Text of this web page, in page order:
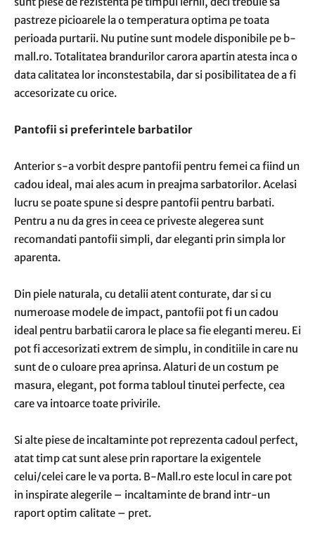
pastreze picioarele la o temperatura optima pe toata
perioada purtarii. Nu putine sunt modele disponibile pe b-
mall.ro. Totalitatea brandurilor carora apartin atesta inca o
data calitatea lor inconstestabila, dar si posibilitatea de a fi
accesorizate cu orice.
Pantofii si preferintele barbatilor
Anterior s-a vorbit despre pantofii pentru femei ca fiind un
cadou ideal, mai ales acum in preajma sarbatorilor. Acelasi
lucru se poate spune si despre pantofii pentru barbati.
Pentru a nu da gres in ceea ce priveste alegerea sunt
recomandati pantofii simpli, dar eleganti prin simpla lor
aparenta.
Din piele naturala, cu detalii atent conturate, dar si cu
numeroase modele de impact, pantofii pot fi un cadou
ideal pentru barbatii carora le place sa fie eleganti mereu. Ei
pot fi accesorizati extrem de simplu, in conditiile in care nu
sunt de o culoare prea aprinsa. Alaturi de un costum pe
masura, elegant, pot forma tabloul tinutei perfecte, cea
care va intoarce toate privirile.
Si alte piese de incaltaminte pot reprezenta cadoul perfect,
atat timp cat sunt alese prin raportare la exigentele
celui/celei care le va porta. B-Mall.ro este locul in care pot
in inspirate alegerile – incaltaminte de brand intr-un
raport optim calitate – pret.